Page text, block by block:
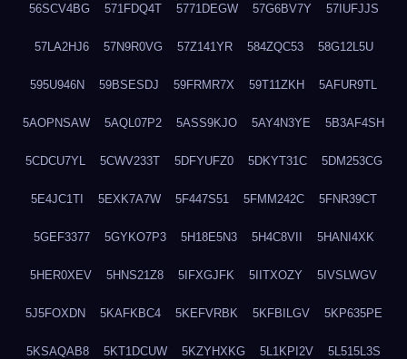
56SCV4BG 571FDQ4T 5771DEGW 57G6BV7Y 57IUFJJS
57LA2HJ6 57N9R0VG 57Z141YR 584ZQC53 58G12L5U
595U946N 59BSESDJ 59FRMR7X 59T11ZKH 5AFUR9TL
5AOPNSAW 5AQL07P2 5ASS9KJO 5AY4N3YE 5B3AF4SH
5CDCU7YL 5CWV233T 5DFYUFZ0 5DKYT31C 5DM253CG
5E4JC1TI 5EXK7A7W 5F447S51 5FMM242C 5FNR39CT
5GEF3377 5GYKO7P3 5H18E5N3 5H4C8VII 5HANI4XK
5HER0XEV 5HNS21Z8 5IFXGJFK 5IITXOZY 5IVSLWGV
5J5FOXDN 5KAFKBC4 5KEFVRBK 5KFBILGV 5KP635PE
5KSAQAB8 5KT1DCUW 5KZYHXKG 5L1KPI2V 5L515L3S